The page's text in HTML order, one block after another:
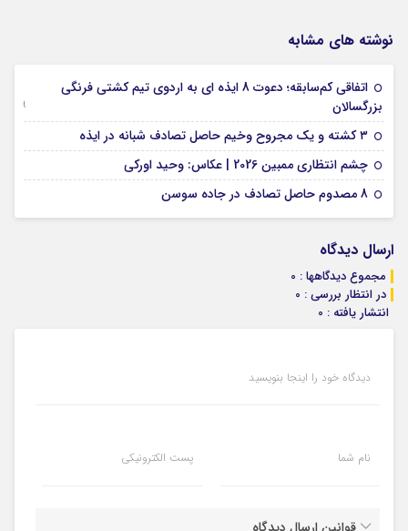
نوشته های مشابه
اتفاقی کم‌سابقه؛ دعوت 8 ایذه ای به اردوی تیم کشتی فرنگی
بزرگسالان
09 جولای 2026
۳ کشته و یک مجروح وخیم حاصل تصادف شبانه در ایذه
چشم انتظاری ممبین 2026 | عکاس: وحید اورکی
8 مصدوم حاصل تصادف در جاده سوسن
ارسال دیدگاه
مجموع دیدگاهها : 0
در انتظار بررسی : 0
انتشار یافته : 0
دیدگاه خود را اینجا بنویسید
نام شما پست الکترونیکی
قوانین ارسال دیدگاه